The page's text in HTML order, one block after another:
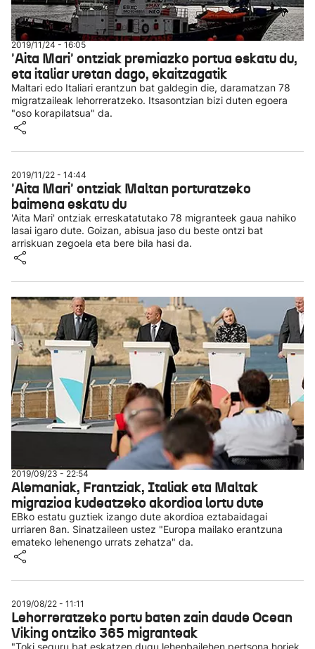
2019/11/24 - 16:05
'Aita Mari' ontziak premiazko portua eskatu du,
eta italiar uretan dago, ekaitzagatik
Maltari edo Italiari erantzun bat galdegin die, daramatzan 78
migratzaileak lehorreratzeko. Itsasontzian bizi duten egoera
"oso korapilatsua" da.
2019/11/22 - 14:44
'Aita Mari' ontziak Maltan porturatzeko
baimena eskatu du
'Aita Mari' ontziak erreskatatutako 78 migranteek gaua nahiko
lasai igaro dute. Goizan, abisua jaso du beste ontzi bat
arriskuan zegoela eta bere bila hasi da.
2019/09/23 - 22:54
Alemaniak, Frantziak, Italiak eta Maltak
migrazioa kudeatzeko akordioa lortu dute
EBko estatu guztiek izango dute akordioa eztabaidagai
urriaren 8an. Sinatzaileen ustez "Europa mailako erantzuna
emateko lehenengo urrats zehatza" da.
2019/08/22 - 11:11
Lehorreratzeko portu baten zain daude Ocean
Viking ontziko 365 migranteak
"Toki seguru bat eskatzen dugu lehenbailehen pertsona horiek